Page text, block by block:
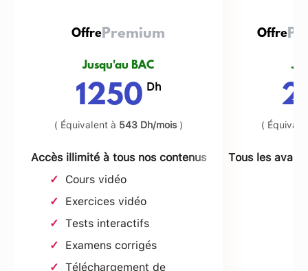
Offre
(
Tous les
Jusqu'à
Dh
Premium + Chat + Lives
Jusqu'à la fin du semestre
1760
1490
+
OffrePremium
Jusqu'au BAC
1250 Dh
( Équivalent à 543 Dh/mois)
Accès illimité à tous nos contenus
Cours vidéo
Exercices vidéo
Tests interactifs
Examens corrigés
Téléchargement de